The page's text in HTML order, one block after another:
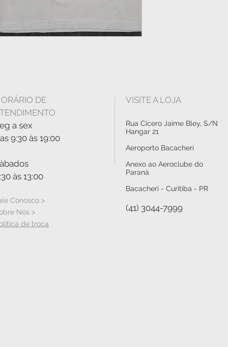
DE
a sex
9:30 às 19:00
às 13:00
Conosco >
Nós >
de troca
VISITE A LOJA
Rua Cícero Jaime Bley, S/N
Hangar 21
Aeroporto Bacacheri
Anexo ao Aeroclube do
Paranà
Bacacheri - Curitiba - PR
(41) 3044-7999